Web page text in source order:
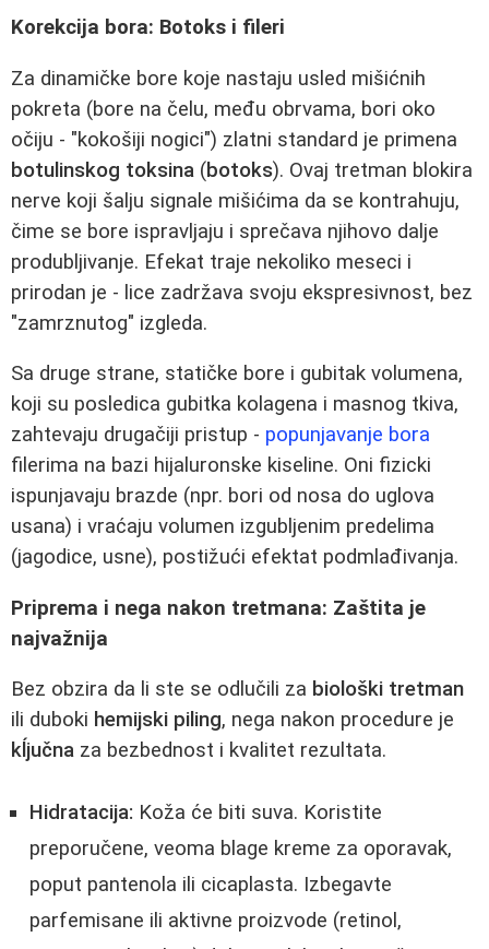
Korekcija bora: Botoks i fileri
Za dinamičke bore koje nastaju usled mišićnih
pokreta (bore na čelu, među obrvama, bori oko
očiju - "kokošiji nogici") zlatni standard je primena
botulinskog toksina (botoks). Ovaj tretman blokira
nerve koji šalju signale mišićima da se kontrahuju,
čime se bore ispravljaju i sprečava njihovo dalje
produbljivanje. Efekat traje nekoliko meseci i
prirodan je - lice zadržava svoju ekspresivnost, bez
"zamrznutog" izgleda.
Sa druge strane, statičke bore i gubitak volumena,
koji su posledica gubitka kolagena i masnog tkiva,
zahtevaju drugačiji pristup - popunjavanje bora
filerima na bazi hijaluronske kiseline. Oni fizicki
ispunjavaju brazde (npr. bori od nosa do uglova
usana) i vraćaju volumen izgubljenim predelima
(jagodice, usne), postižući efektat podmlađivanja.
Priprema i nega nakon tretmana: Zaštita je
najvažnija
Bez obzira da li ste se odlučili za biološki tretman
ili duboki hemijski piling, nega nakon procedure je
kĺjučna za bezbednost i kvalitet rezultata.
Hidratacija: Koža će biti suva. Koristite
preporučene, veoma blage kreme za oporavak,
poput pantenola ili cicaplasta. Izbegavte
parfemisane ili aktivne proizvode (retinol,